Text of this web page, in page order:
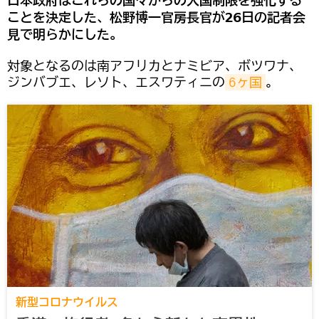
ことを決定した、松野博一官房長官が26日の記者会
見で明らかにした。
対象となるのは南アフリカとナミビア、ボツワナ、
ジンバブエ、レソト、エスワティニの 6ヶ国 。
新型コロナウイルス